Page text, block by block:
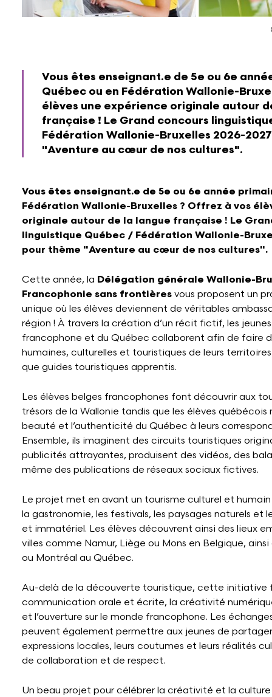
Vous êtes enseignant.e de 5e ou 6e
Québec ou en Fédération Wallonie-
élèves une expérience originale autour
française ! Le Grand concours
Fédération Wallonie-Bruxelles 2026-
"Aventure au cœur de nos cultures".
Vous êtes enseignant.e de 5e ou 6e année
Fédération Wallonie-Bruxelles ? Offrez à vos
originale autour de la langue française ! Le
linguistique Québec / Fédération Wallonie-
pour thème "Aventure au cœur de nos cultures".
Cette année, la Délégation générale Wallonie-
Francophonie sans frontières vous proposent un
unique où les élèves deviennent de véritables
région ! À travers la création d’un récit fictif, les
francophone et du Québec collaborent afin de faire
humaines, culturelles et touristiques de leurs
que guides touristiques apprentis.
Les élèves belges francophones font découvrir aux
trésors de la Wallonie tandis que les élèves
beauté et l’authenticité du Québec à leurs
Ensemble, ils imaginent des circuits touristiques
publicités attrayantes, produisent des vidéos, des
même des publications de réseaux sociaux fictives.
Le projet met en avant un tourisme culturel et
la gastronomie, les festivals, les paysages naturels et
et immatériel. Les élèves découvrent ainsi des lieux
villes comme Namur, Liège ou Mons en Belgique,
ou Montréal au Québec.
Au-delà de la découverte touristique, cette initiative
communication orale et écrite, la créativité
et l’ouverture sur le monde francophone. Les
peuvent également permettre aux jeunes de partager
expressions locales, leurs coutumes et leurs réalités
de collaboration et de respect.
Un beau projet pour célébrer la créativité et la